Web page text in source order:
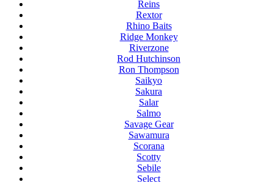
Reins
Rextor
Rhino Baits
Ridge Monkey
Riverzone
Rod Hutchinson
Ron Thompson
Saikyo
Sakura
Salar
Salmo
Savage Gear
Sawamura
Scorana
Scotty
Sebile
Select